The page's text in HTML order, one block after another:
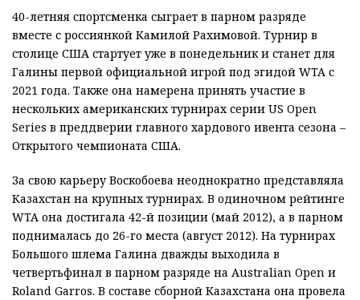
40-летняя спортсменка сыграет в парном разряде
вместе с россиянкой Камилой Рахимовой. Турнир в
столице США стартует уже в понедельник и станет для
Галины первой официальной игрой под эгидой WTA с
2021 года. Также она намерена принять участие в
нескольких американских турнирах серии US Open
Series в преддверии главного хардового ивента сезона –
Открытого чемпионата США.
За свою карьеру Воскобоева неоднократно представляла
Казахстан на крупных турнирах. В одиночном рейтинге
WTA она достигала 42-й позиции (май 2012), а в парном
поднималась до 26-го места (август 2012). На турнирах
Большого шлема Галина дважды выходила в
четвертьфинал в парном разряде на Australian Open и
Roland Garros. В составе сборной Казахстана она провела